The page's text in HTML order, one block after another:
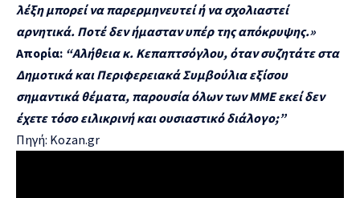
λέξη μπορεί να παρερμηνευτεί ή να σχολιαστεί
αρνητικά. Ποτέ δεν ήμασταν υπέρ της απόκρυψης.»
Aπορία: “Αλήθεια κ. Κεπαπτσόγλου, όταν συζητάτε στα
Δημοτικά και Περιφερειακά Συμβούλια εξίσου
σημαντικά θέματα, παρουσία όλων των ΜΜΕ εκεί δεν
έχετε τόσο ειλικρινή και ουσιαστικό διάλογο;”
Πηγή: Κozan.gr